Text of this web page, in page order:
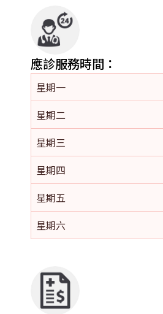
應診服務時間：
星期一
星期二
星期三
星期四
星期五
星期六